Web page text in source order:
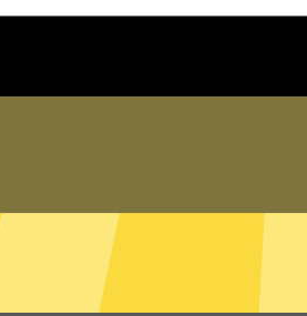
繁琐配置
看视频、社交网络、海淘购物、发
你搞定，并在此基础上更好地保护